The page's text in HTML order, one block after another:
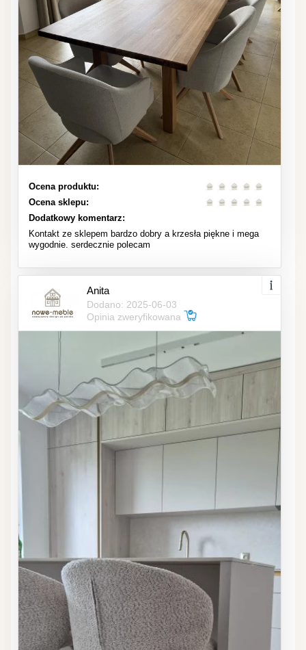
Ocena produktu:
Ocena sklepu:
Dodatkowy komentarz:
Kontakt ze sklepem bardzo dobry a krzesła piękne i mega
wygodnie. serdecznie polecam
Anita
Dodano: 2025-06-03
Opinia zweryfikowana